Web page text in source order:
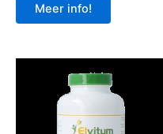
Meer info!